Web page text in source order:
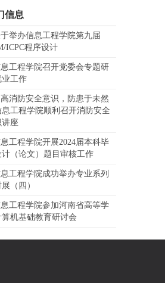
信息
举办信息工程学院第九届
ICPC程序设计
工程学院召开党委会专题研
业工作
消防安全意识，防患于未然
息工程学院顺利召开消防安全
座
工程学院开展2024届本科毕
计（论文）题目审核工作
工程学院成功举办专业系列
（四）
工程学院参加河南省高等学
算机基础教育研讨会